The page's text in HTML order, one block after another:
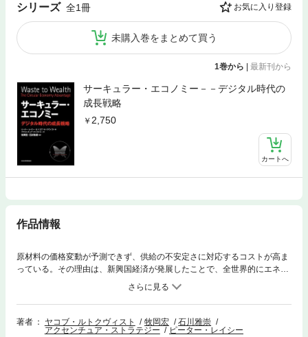
シリーズ 全1冊 お気に入り登録
未購入巻をまとめて買う
1巻から | 最新刊から
サーキュラー・エコノミー－－デジタル時代の
成長戦略
2,750
カートへ
作品情報
原材料の価格変動が予測できず、供給の不安定さに対応するコストが高ま
っている。その理由は、新興国経済が発展したことで、全世界的にエネル
ギーや原材料の需要が高まっているからだ。従来型の、資源を採取し、製
品を生産し、活用し、廃棄する、という一方通行型のビジネスモデルを続
けている企業は、競争力を失ってしまう。<サーキュラー型・5つのビジネ
スモデル>生産・消費型からサーキュラー型へビジネスモデルを転換・構
築し、成功している企業を5つのモデルに分類。事例とともに紹介する。1
著者 ヤコブ・ルトクヴィスト 牧岡宏
石川雅崇
アクセンチュア・ストラテジー
ピーター・レイシー